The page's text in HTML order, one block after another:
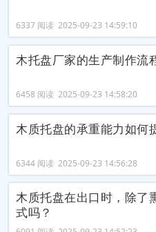
6337 阅读 2025-09-23 14:59:10
木托盘厂家的生产制作流
6458 阅读 2025-09-23 14:58:20
木质托盘的承重能力如何
6344 阅读 2025-09-23 14:56:28
木质托盘在出口时，除了
式吗？